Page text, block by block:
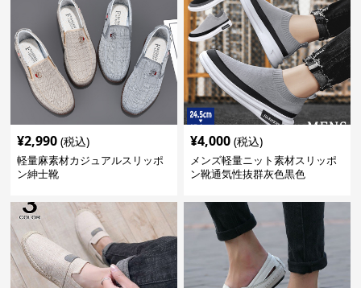
¥2,990 (税込)
軽量麻素材カジュアルスリッポ
ン紳士靴
¥4,000 (税込)
メンズ軽量ニット素材スリッポ
ン靴通気性抜群灰色黒色